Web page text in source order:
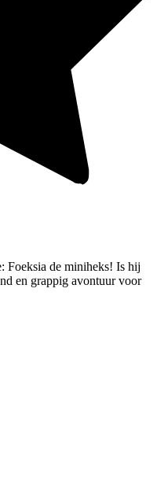
Foeksia de miniheks! Is hij
en grappig avontuur voor